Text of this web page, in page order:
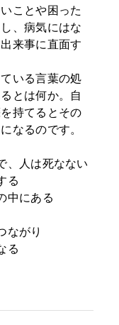
ことや困った
、病気にはな
来事に直面す
いる言葉の処
とは何か。自
持てるとその
なるのです。
人は死なない
る
中にある
がり
る